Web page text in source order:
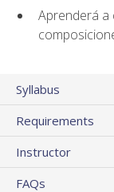
Aprenderá a
Syllabus
Requirements
Instructor
FAQs